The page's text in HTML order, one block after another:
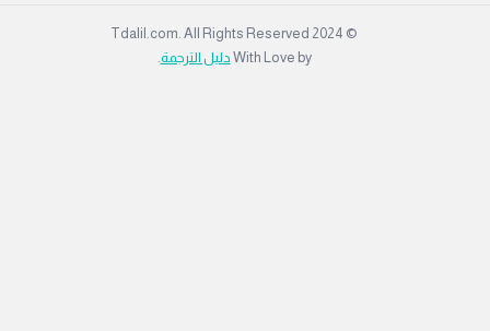
With Love by
دليل الترجمة.